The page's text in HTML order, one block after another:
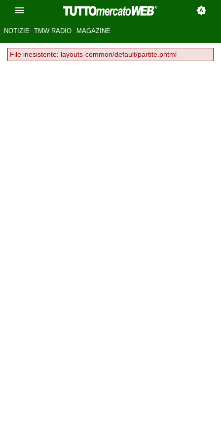
NOTIZIE TMW RADIO MAGAZINE
File inesistente: layouts-common/default/partite.phtml